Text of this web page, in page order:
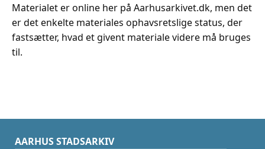
Materialet er online her på Aarhusarkivet.dk, men det
er det enkelte materiales ophavsretslige status, der
fastsætter, hvad et givent materiale videre må bruges
til.
AARHUS STADSARKIV